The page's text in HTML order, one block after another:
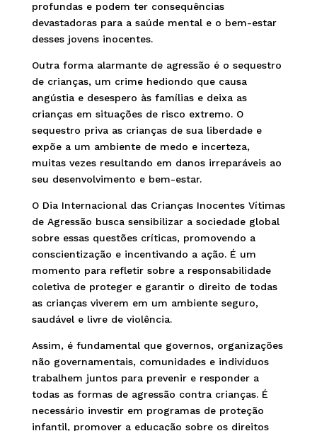
profundas e podem ter consequências
devastadoras para a saúde mental e o bem-estar
desses jovens inocentes.
Outra forma alarmante de agressão é o sequestro
de crianças, um crime hediondo que causa
angústia e desespero às famílias e deixa as
crianças em situações de risco extremo. O
sequestro priva as crianças de sua liberdade e
expõe a um ambiente de medo e incerteza,
muitas vezes resultando em danos irreparáveis ao
seu desenvolvimento e bem-estar.
O Dia Internacional das Crianças Inocentes Vítimas
de Agressão busca sensibilizar a sociedade global
sobre essas questões críticas, promovendo a
conscientização e incentivando a ação. É um
momento para refletir sobre a responsabilidade
coletiva de proteger e garantir o direito de todas
as crianças viverem em um ambiente seguro,
saudável e livre de violência.
Assim, é fundamental que governos, organizações
não governamentais, comunidades e indivíduos
trabalhem juntos para prevenir e responder a
todas as formas de agressão contra crianças. É
necessário investir em programas de proteção
infantil, promover a educação sobre os direitos